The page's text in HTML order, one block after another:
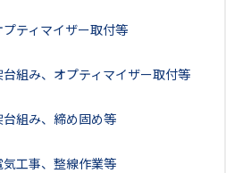
プティマイザー取付等
台組み、オプティマイザー取付等
台組み、締め固め等
気工事、整線作業等